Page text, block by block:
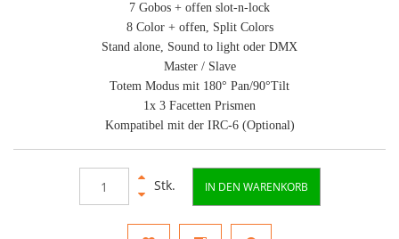
7 Gobos + offen slot-n-lock
8 Color + offen, Split Colors
Stand alone, Sound to light oder DMX
Master / Slave
Totem Modus mit 180° Pan/90°Tilt
1x 3 Facetten Prismen
Kompatibel mit der IRC-6 (Optional)
Stk. IN DEN WARENKORB